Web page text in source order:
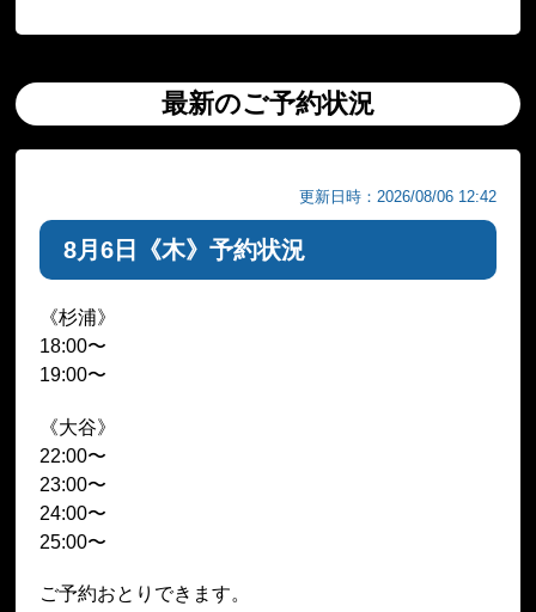
最新のご予約状況
更新日時：2026/08/06 12:42
8月6日《木》予約状況
《杉浦》
18:00〜
19:00〜
《大谷》
22:00〜
23:00〜
24:00〜
25:00〜
ご予約おとりできます。